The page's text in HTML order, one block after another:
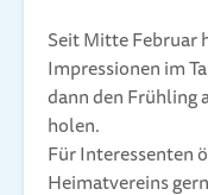
Seit Mitte Februar
Impressionen im
dann den Frühling
holen.
Für Interessenten
Heimatvereins